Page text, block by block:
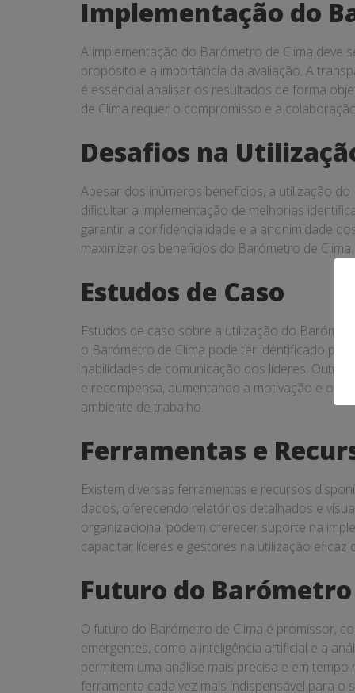
Implementação do
A implementação do Barómetro de Clima deve
propósito e a importância da avaliação. A
é essencial analisar os resultados de forma
de Clima requer o compromisso e a
Desafios na
Apesar dos inúmeros benefícios, a utilização
dificultar a implementação de melhorias
garantir a confidencialidade e a anonimidade
maximizar os benefícios do Barómetro de Clima.
Estudos de Caso
Estudos de caso sobre a utilização do
o Barómetro de Clima pode ter identificado
habilidades de comunicação dos líderes.
e recompensa, aumentando a motivação e o
ambiente de trabalho.
Ferramentas e
Existem diversas ferramentas e recursos
dados, oferecendo relatórios detalhados e
organizacional podem oferecer suporte na
capacitar líderes e gestores na utilização eficaz
Futuro do
O futuro do Barómetro de Clima é promissor,
emergentes, como a inteligência artificial e a
permitem uma análise mais precisa e em
ferramenta cada vez mais indispensável para o